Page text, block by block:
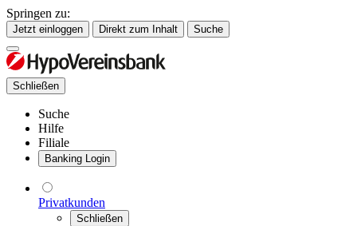
Springen zu:
Jetzt einloggen Direkt zum Inhalt Suche
Schließen
Suche
Hilfe
Filiale
Banking Login
Privatkunden
Schließen